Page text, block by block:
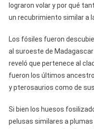
lograron volar y por qué
un recubrimiento similar a
Los fósiles fueron
al suroeste de
reveló que pertenece al
fueron los últimos
y pterosaurios como de
Si bien los huesos
pelusas similares a